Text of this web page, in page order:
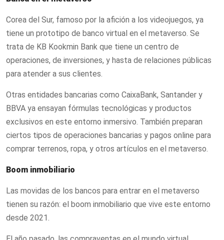
Corea del Sur, famoso por la afición a los videojuegos, ya
tiene un prototipo de banco virtual en el metaverso. Se
trata de KB Kookmin Bank que tiene un centro de
operaciones, de inversiones, y hasta de relaciones públicas
para atender a sus clientes.
Otras entidades bancarias como CaixaBank, Santander y
BBVA ya ensayan fórmulas tecnológicas y productos
exclusivos en este entorno inmersivo. También preparan
ciertos tipos de operaciones bancarias y pagos online para
comprar terrenos, ropa, y otros artículos en el metaverso.
Boom inmobiliario
Las movidas de los bancos para entrar en el metaverso
tienen su razón: el boom inmobiliario que vive este entorno
desde 2021.